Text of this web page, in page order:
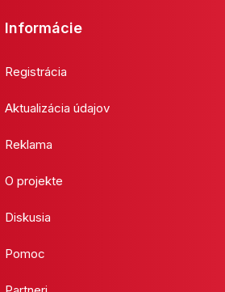
Informácie
Registrácia
Aktualizácia údajov
Reklama
O projekte
Diskusia
Pomoc